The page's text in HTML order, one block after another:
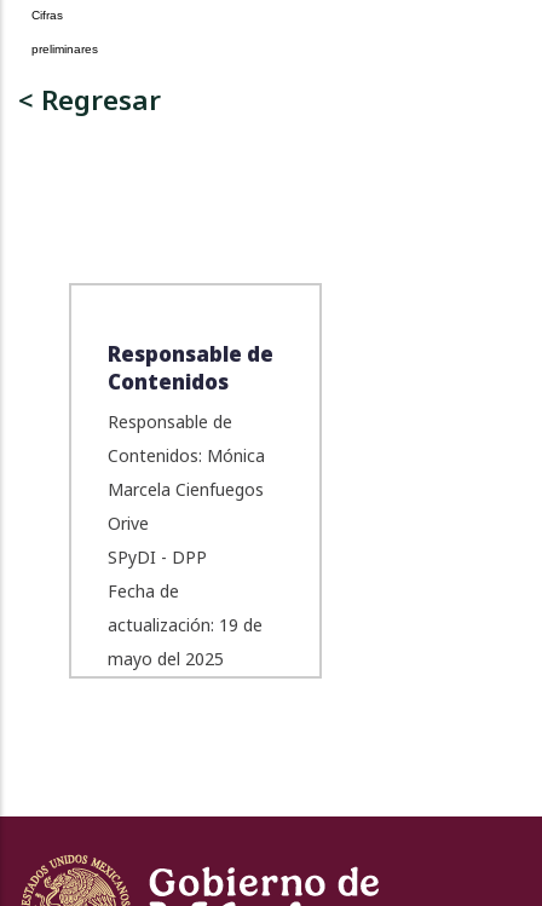
Cifras
preliminares
< Regresar
Responsable de
Contenidos
Responsable de
Contenidos: Mónica
Marcela Cienfuegos
Orive
SPyDI - DPP
Fecha de
actualización: 19 de
mayo del 2025